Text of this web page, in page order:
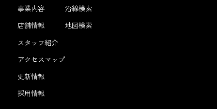
事業内容
店舗情報
スタッフ紹介
アクセスマップ
更新情報
採用情報
沿線検索
地図検索